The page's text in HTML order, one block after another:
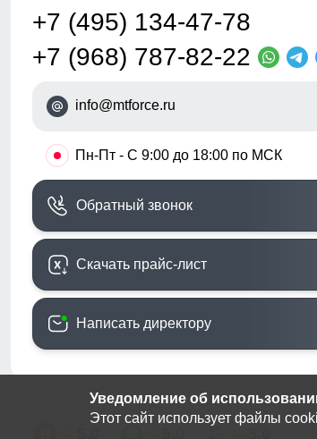
Уведомление об
Этот сайт использует файлы
+7 (495) 134-47-78
+7 (968) 787-82-22
info@mtforce.ru
• Пн-Пт - С 9:00 до 18:00 по МСК
Обратный звонок
Скачать прайс-лист
Написать директору